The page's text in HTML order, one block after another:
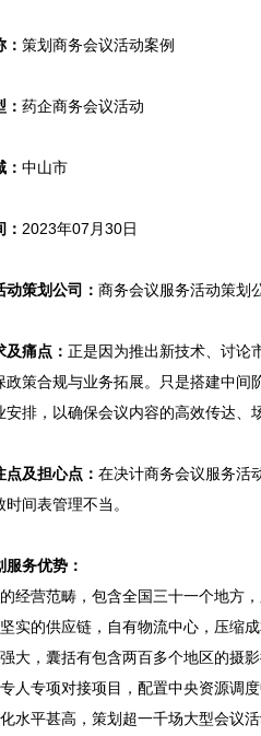
策划商务会议活动案例
药企商务会议活动
中山市
2023年07月30日
动策划公司： 商务会议服务活动策
痛点： 正是因为推出新技术、讨论
政策合规与业务拓展。只是搭建中
安排，以确保会议内容的高效传达、
点及担心点： 在决计商务会议服务活
时间表管理不当。
服务优势：
经营范畴，包含全国三十一个地方
实的供应链，自有物流中心，压缩成
大，囊括有包含两百多个地区的摄
人专项对接项目，配置中央资源调
水平甚高，策划超一千场大型会议